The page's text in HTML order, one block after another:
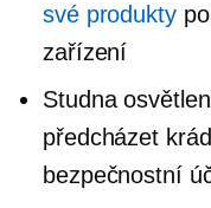
své produkty
zařízení
Studna
předcházet
bezpečnostní